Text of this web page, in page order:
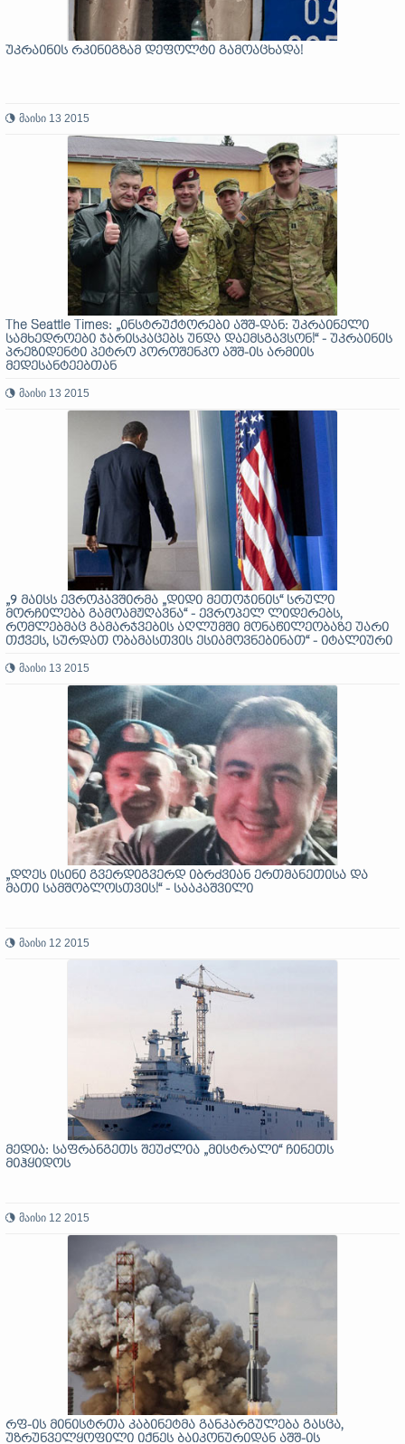
უკრაინის რკინიგზამ დეფოლტი გამოაცხადა!
მაისი 13 2015
The Seattle Times: „ინსტრუქტორები აშშ-დან: უკრაინელი
სამხედროები ჯარისკაცებს უნდა დაემსგავსონ!“ - უკრაინის
პრეზიდენტი პეტრო პოროშენკო აშშ-ის არმიის
მედესანტეებთან
მაისი 13 2015
„9 მაისს ევროკავშირმა „დიდი მეთოჯინის“ სრული
მორჩილება გამოამჟღავნა“ - ევროპელ ლიდერებს,
რომლებმაც გამარჯვების აღლუმში მონაწილეობაზე უარი
თქვეს, სურდათ ობამასთვის ესიამოვნებინათ“ - იტალიური
მაისი 13 2015
„დღეს ისინი გვერდიგვერდ იბრძვიან ერთმანეთისა და
მათი სამშობლოსთვის!“ - სააკაშვილი
მაისი 12 2015
მედია: საფრანგეთს შეუძლია „მისტრალი“ ჩინეთს
მიჰყიდოს
მაისი 12 2015
რფ-ის მინისტრთა კაბინეტმა განკარგულება გასცა,
უზრუნველყოფილი იქნეს ბაიკონურიდან აშშ-ის